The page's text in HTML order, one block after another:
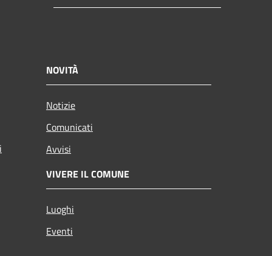
NOVITÀ
Notizie
Comunicati
Avvisi
VIVERE IL COMUNE
Luoghi
Eventi